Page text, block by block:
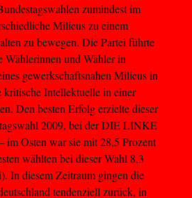
zumindest im
Milieus zu einem
zu bewegen. Die Partei führte
und Wähler in
gewerkschaftsnahen Milieus in
kritische Intellektuelle in einer
Den besten Erfolg erzielte dieser
2009, bei der DIE LINKE
im Osten war sie mit 28,5 Prozent
wählten bei dieser Wahl 8,3
In diesem Zeitraum gingen die
tendenziell zurück, in